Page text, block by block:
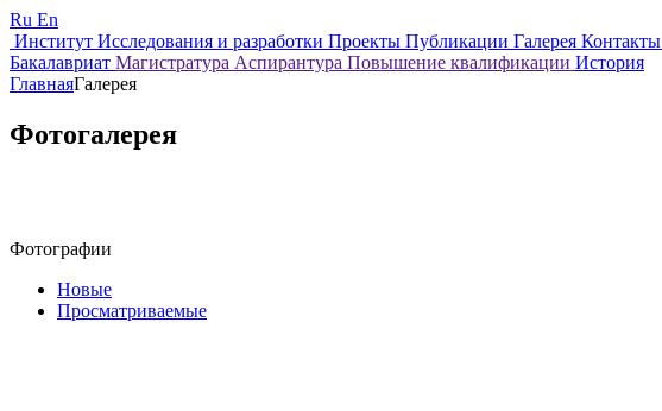
Ru En
Институт Исследования и разработки Проекты Публикации Галерея Контакты
Бакалавриат Магистратура Аспирантура Повышение квалификации История
ГлавнаяГалерея
Фотогалерея
Фотографии
Новые
Просматриваемые